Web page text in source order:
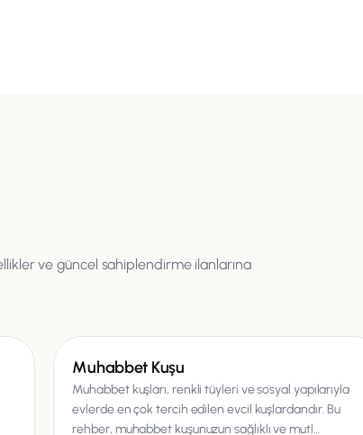
ve güncel sahiplendirme ilanlarına
Kuş
Muhabbet Kuşu
Muhabbet kuşları, renkli tüyleri ve sosyal yapılarıyla
evlerde en çok tercih edilen evcil kuşlardandır. Bu
rehber, muhabbet kuşunuzun sağlıklı ve mutl…